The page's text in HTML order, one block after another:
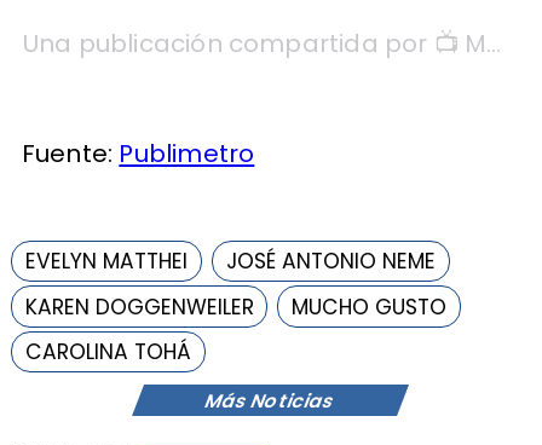
Más Noticias
Una publicación compartida por 📺 Mucho Gusto (@muchogustomatinal)
Fuente: Publimetro
EVELYN MATTHEI
JOSÉ ANTONIO NEME
KAREN DOGGENWEILER
MUCHO GUSTO
CAROLINA TOHÁ